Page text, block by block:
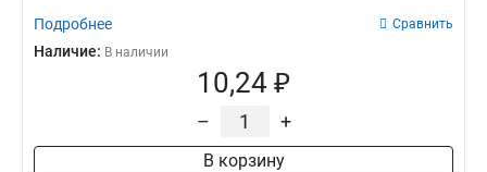
Подробнее Сравнить
Наличие: В наличии
10,24 ₽
– +
В корзину